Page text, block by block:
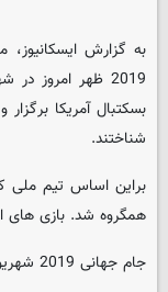
به گزارش
2019 ظهر
شناختند.
همگروه شد. بازی های
جام جهانی 2019 شهریور ماه سال آینده برگزار می‌شود.